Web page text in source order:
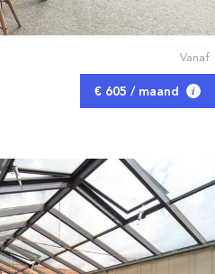
Vanaf
€ 605 / maand